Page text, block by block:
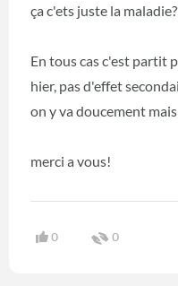
ça c'ets juste la maladie?
En tous cas c'est partit
hier, pas d'effet
on y va doucement
merci a vous!
0 0